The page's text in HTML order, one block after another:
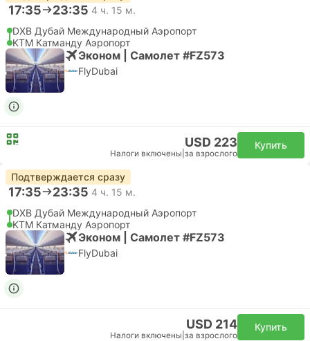
17:35 23:35 4 ч. 15 м.
DXB Дубай Международный Аэропорт
KTM Катманду Аэропорт
Эконом | Самолет #FZ573
FlyDubai
USD 223
Налоги включены за взрослого
Купить
Подтверждается сразу
17:35 23:35 4 ч. 15 м.
DXB Дубай Международный Аэропорт
KTM Катманду Аэропорт
Эконом | Самолет #FZ573
FlyDubai
USD 214
Налоги включены за взрослого
Купить